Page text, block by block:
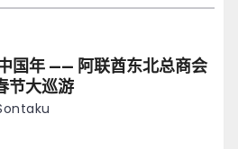
国年 —— 阿联酋东北总商会
节大巡游